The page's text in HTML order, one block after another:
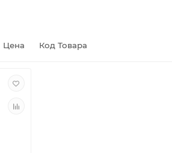
Цена Код Товара